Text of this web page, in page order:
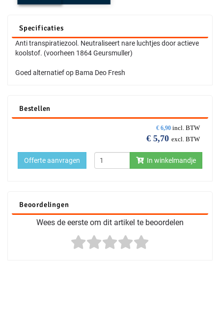
Specificaties
Anti transpiratiezool. Neutraliseert nare luchtjes door actieve
koolstof. (voorheen 1864 Geursmuller)
Goed alternatief op Bama Deo Fresh
Bestellen
€ 6,90 incl. BTW
€ 5,70 excl. BTW
In winkelmandje
Offerte aanvragen
Beoordelingen
Wees de eerste om dit artikel te beoordelen